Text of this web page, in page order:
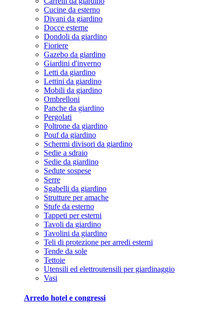
Cucine da esterno
Divani da giardino
Docce esterne
Dondoli da giardino
Fioriere
Gazebo da giardino
Giardini d'inverno
Letti da giardino
Lettini da giardino
Mobili da giardino
Ombrelloni
Panche da giardino
Pergolati
Poltrone da giardino
Pouf da giardino
Schermi divisori da giardino
Sedie a sdraio
Sedie da giardino
Sedute sospese
Serre
Sgabelli da giardino
Strutture per amache
Stufe da esterno
Tappeti per esterni
Tavoli da giardino
Tavolini da giardino
Teli di protezione per arredi esterni
Tende da sole
Tettoie
Utensili ed elettroutensili per giardinaggio
Vasi
Arredo hotel e congressi